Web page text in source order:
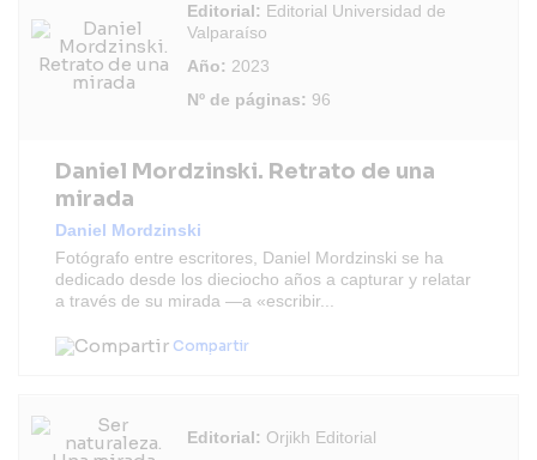
Editorial: Editorial Universidad de
Valparaíso
Año: 2023
Nº de páginas: 96
Daniel Mordzinski. Retrato de una
mirada
Daniel Mordzinski
Fotógrafo entre escritores, Daniel Mordzinski se ha
dedicado desde los dieciocho años a capturar y relatar
a través de su mirada —a «escribir...
Compartir
Editorial: Orjikh Editorial